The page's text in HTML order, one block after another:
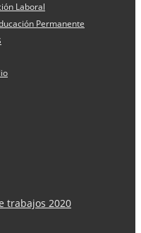
Laboral
Permanente
trabajos 2020